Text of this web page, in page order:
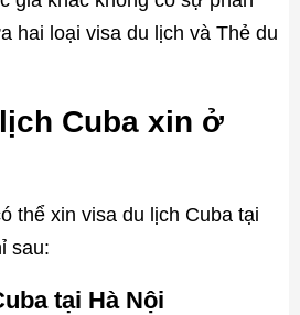
hai loại visa du lịch và Thẻ du
Cuba xin ở
thể xin visa du lịch Cuba tại
sau:
tại Hà Nội